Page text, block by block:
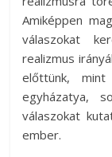
Amiképpen
válaszokat
realizmus
előttünk,
egyházatya,
válaszokat
ember.